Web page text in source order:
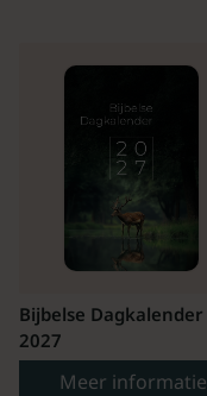
Bijbelse Dagkalender
2027
Meer informatie